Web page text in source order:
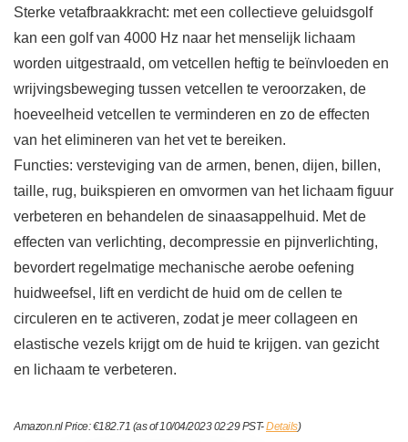
Sterke vetafbraakkracht: met een collectieve geluidsgolf
kan een golf van 4000 Hz naar het menselijk lichaam
worden uitgestraald, om vetcellen heftig te beïnvloeden en
wrijvingsbeweging tussen vetcellen te veroorzaken, de
hoeveelheid vetcellen te verminderen en zo de effecten
van het elimineren van het vet te bereiken.
Functies: versteviging van de armen, benen, dijen, billen,
taille, rug, buikspieren en omvormen van het lichaam figuur
verbeteren en behandelen de sinaasappelhuid. Met de
effecten van verlichting, decompressie en pijnverlichting,
bevordert regelmatige mechanische aerobe oefening
huidweefsel, lift en verdicht de huid om de cellen te
circuleren en te activeren, zodat je meer collageen en
elastische vezels krijgt om de huid te krijgen. van gezicht
en lichaam te verbeteren.
Amazon.nl Price:€182.71 (as of 10/04/2023 02:29 PST-Details)